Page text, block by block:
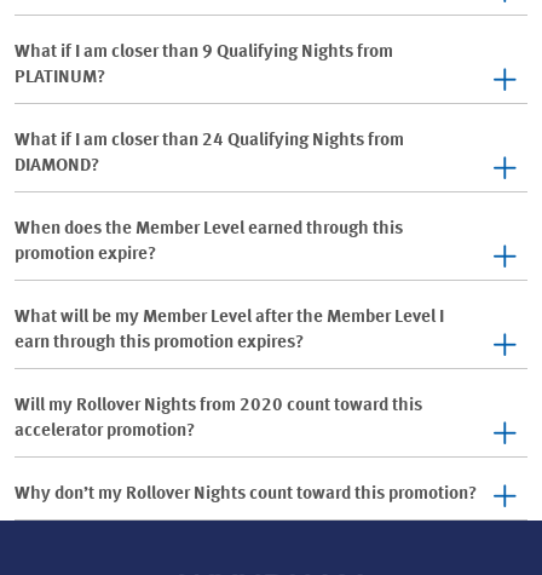
What if I am closer than 9 Qualifying Nights from
PLATINUM?
What if I am closer than 24 Qualifying Nights from
DIAMOND?
When does the Member Level earned through this
promotion expire?
What will be my Member Level after the Member Level I
earn through this promotion expires?
Will my Rollover Nights from 2020 count toward this
accelerator promotion?
Why don’t my Rollover Nights count toward this promotion?